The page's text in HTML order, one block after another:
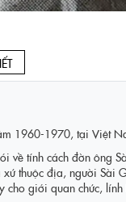
1960-1970, tại Việt
về tính cách đờn ông
thuộc địa, người Sài
cho giới quan chức,